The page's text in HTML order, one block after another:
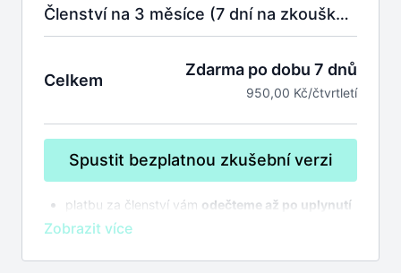
Členství na 3 měsíce (7 dní na zkoušku zdarma)
Celkem
Zdarma po dobu 7 dnů
950,00 Kč/čtvrtletí
Spustit bezplatnou zkušební verzi
platbu za členství vám odečteme až po uplynutí
7 dnů na zkoušku
členství se automaticky prodlužuje,zrušit